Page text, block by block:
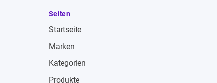
Seiten
Startseite
Marken
Kategorien
Produkte